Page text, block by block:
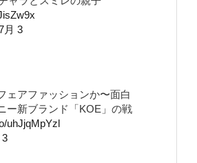
月 3
ェアファッションか〜面白
ー新ブランド「KOE」の戦
uhJjqMpYzl
3